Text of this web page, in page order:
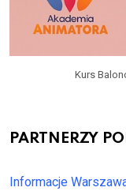
Kurs
PARTNERZY
Informacje